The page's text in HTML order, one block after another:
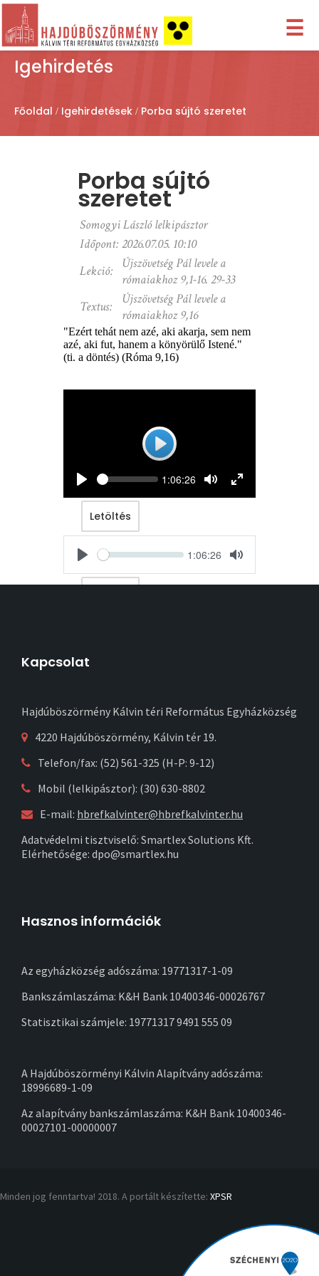
☰
Igehirdetés
Főoldal Igehirdetések Porba sújtó szeretet
Porba sújtó
szeretet
Somogyi László lelkipásztor
Időpont: 2026.07.05. 10:10
Lekció:
Újszövetség Pál levele a
rómaiakhoz 9,1-16. 29-33
Textus:
Újszövetség Pál levele a
rómaiakhoz 9,16
"Ezért tehát nem azé, aki akarja, sem nem
azé, aki fut, hanem a könyörülő Istené."
(ti. a döntés) (Róma 9,16)
Play
Seek Current
1:06:26
Letöltés
Seek Current
1:06:26
Mute
Kapcsolat
Hajdúböszörmény Kálvin téri Református Egyházközség
4220 Hajdúböszörmény, Kálvin tér 19.
Telefon/fax: (52) 561-325 (H-P: 9-12)
Mobil (lelkipásztor): (30) 630-8802
E-mail: hbrefkalvinter@hbrefkalvinter.hu
Adatvédelmi tisztviselő: Smartlex Solutions Kft.
Elérhetősége: dpo@smartlex.hu
Hasznos információk
Az egyházközség adószáma: 19771317-1-09
Bankszámlaszáma: K&H Bank 10400346-00026767
Statisztikai számjele: 19771317 9491 555 09
A Hajdúböszörményi Kálvin Alapítvány adószáma:
18996689-1-09
Az alapítvány bankszámlaszáma: K&H Bank 10400346-
00027101-00000007
Minden jog fenntartva! 2018. A portált készítette: XPSR